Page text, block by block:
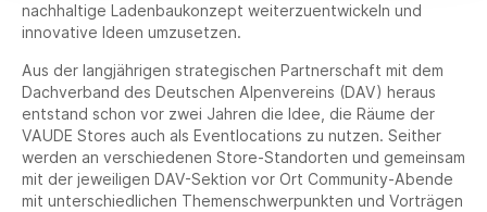
nachhaltige Ladenbaukonzept weiterzuentwickeln und
innovative Ideen umzusetzen.
Aus der langjährigen strategischen Partnerschaft mit dem
Dachverband des Deutschen Alpenvereins (DAV) heraus
entstand schon vor zwei Jahren die Idee, die Räume der
VAUDE Stores auch als Eventlocations zu nutzen. Seither
werden an verschiedenen Store-Standorten und gemeinsam
mit der jeweiligen DAV-Sektion vor Ort Community-Abende
mit unterschiedlichen Themenschwerpunkten und Vorträgen